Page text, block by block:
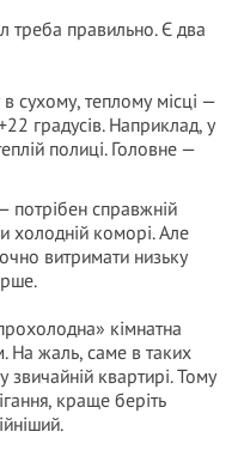
треба правильно. Є два
в сухому, теплому місці —
градусів. Наприклад, у
полиці. Головне —
потрібен справжній
холодній коморі. Але
витримати низьку
кімнатна
На жаль, саме в таких
звичайній квартирі. Тому
краще беріть